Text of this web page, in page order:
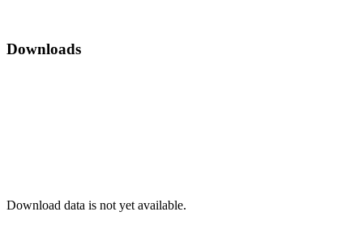
Downloads
Download data is not yet available.